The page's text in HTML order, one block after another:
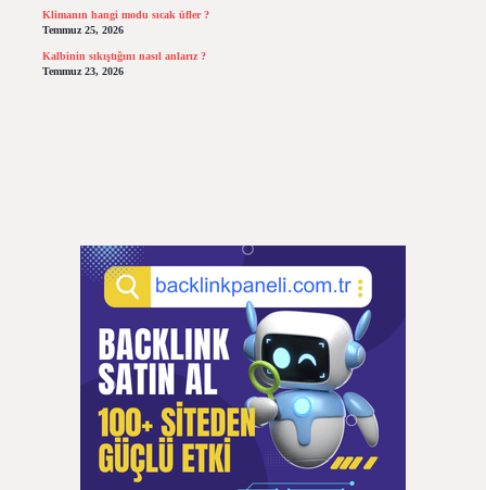
Klimanın hangi modu sıcak üfler ?
Temmuz 25, 2026
Kalbinin sıkıştığını nasıl anlarız ?
Temmuz 23, 2026